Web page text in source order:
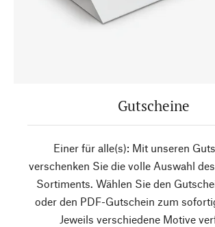
Gutscheine
Einer für alle(s): Mit unseren
verschenken Sie die volle Auswahl
Sortiments. Wählen Sie den
oder den PDF-Gutschein zum
Jeweils verschiedene Motive